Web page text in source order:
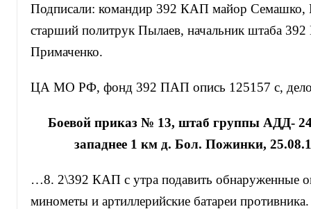
Подписали: командир 392 КАП майор Семашко,
старший политрук Пылаев, начальник штаба
Примаченко.
ЦА МО РФ, фонд 392 ПАП опись 125157 с, дело
Боевой приказ № 13, штаб группы АДД-
западнее 1 км д. Бол. Пожинки,
…8. 2\392 КАП с утра подавить обнаруженные
минометы и артиллерийские батареи